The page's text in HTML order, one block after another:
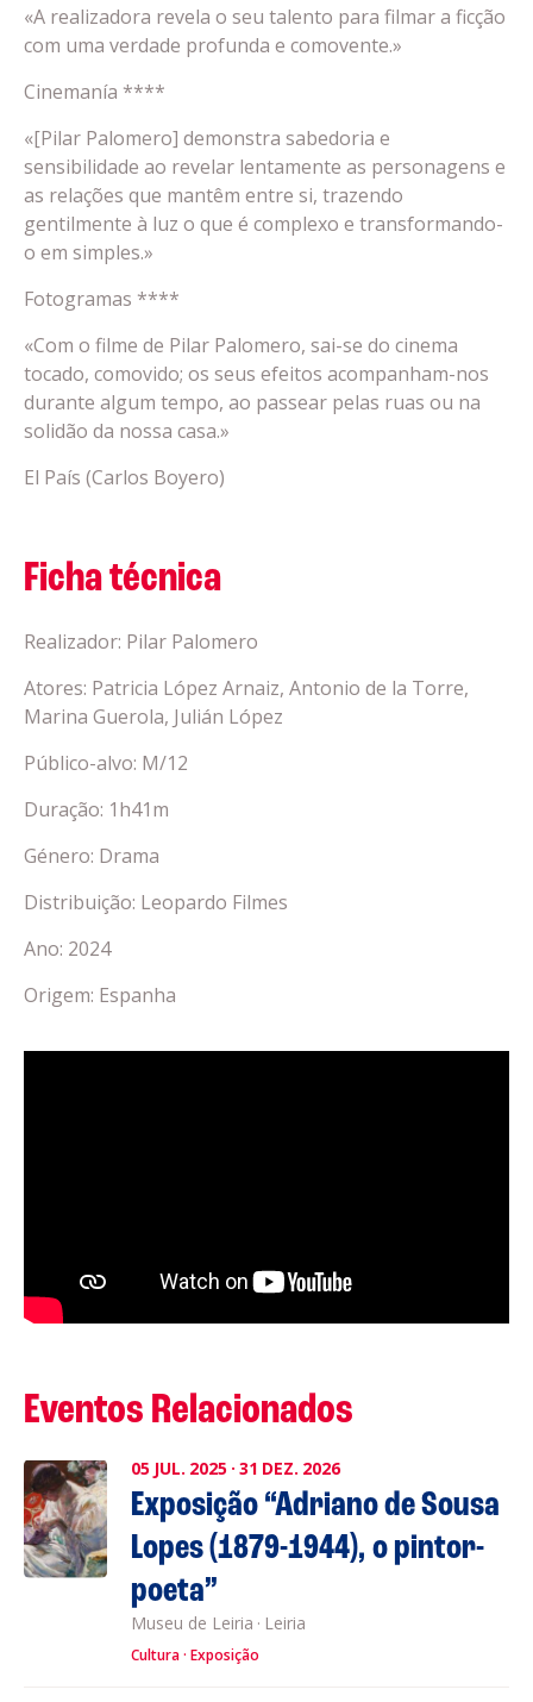
«A realizadora revela o seu talento para filmar a ficção
com uma verdade profunda e comovente.»
Cinemanía ****
«[Pilar Palomero] demonstra sabedoria e
sensibilidade ao revelar lentamente as personagens e
as relações que mantêm entre si, trazendo
gentilmente à luz o que é complexo e transformando-
o em simples.»
Fotogramas ****
«Com o filme de Pilar Palomero, sai-se do cinema
tocado, comovido; os seus efeitos acompanham-nos
durante algum tempo, ao passear pelas ruas ou na
solidão da nossa casa.»
El País (Carlos Boyero)
Ficha técnica
Realizador: Pilar Palomero
Atores: Patricia López Arnaiz, Antonio de la Torre,
Marina Guerola, Julián López
Público-alvo: M/12
Duração: 1h41m
Género: Drama
Distribuição: Leopardo Filmes
Ano: 2024
Origem: Espanha
Eventos Relacionados
05 JUL. 2025 · 31 DEZ. 2026
Exposição “Adriano de Sousa
Lopes (1879-1944), o pintor-
poeta”
Museu de Leiria · Leiria
Cultura Exposição